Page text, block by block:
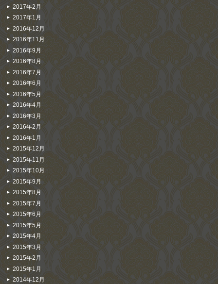
2017年2月
2017年1月
2016年12月
2016年11月
2016年9月
2016年8月
2016年7月
2016年6月
2016年5月
2016年4月
2016年3月
2016年2月
2016年1月
2015年12月
2015年11月
2015年10月
2015年9月
2015年8月
2015年7月
2015年6月
2015年5月
2015年4月
2015年3月
2015年2月
2015年1月
2014年12月